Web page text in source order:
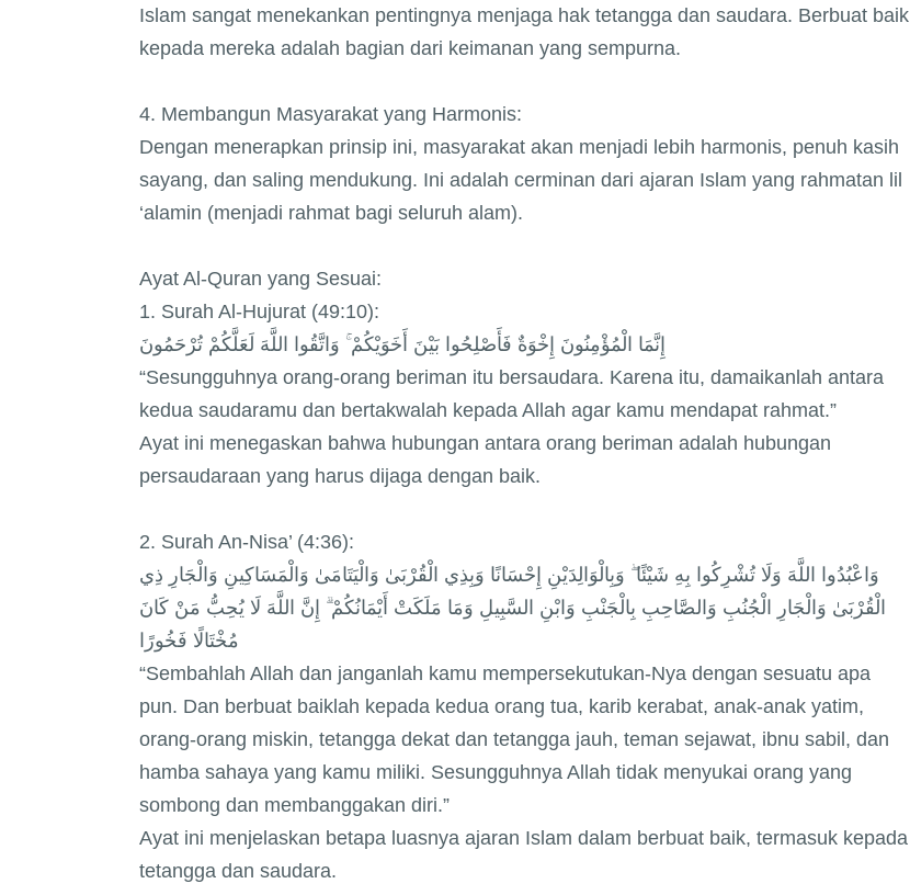
Islam sangat menekankan pentingnya menjaga hak tetangga dan saudara. Berbuat baik
kepada mereka adalah bagian dari keimanan yang sempurna.
4. Membangun Masyarakat yang Harmonis:
Dengan menerapkan prinsip ini, masyarakat akan menjadi lebih harmonis, penuh kasih
sayang, dan saling mendukung. Ini adalah cerminan dari ajaran Islam yang rahmatan lil
‘alamin (menjadi rahmat bagi seluruh alam).
Ayat Al-Quran yang Sesuai:
1. Surah Al-Hujurat (49:10):
إِنَّمَا الْمُؤْمِنُونَ إِخْوَةٌ فَأَصْلِحُوا بَيْنَ أَخَوَيْكُمْ ۚ وَاتَّقُوا اللَّهَ لَعَلَّكُمْ تُرْحَمُونَ
“Sesungguhnya orang-orang beriman itu bersaudara. Karena itu, damaikanlah antara
kedua saudaramu dan bertakwalah kepada Allah agar kamu mendapat rahmat.”
Ayat ini menegaskan bahwa hubungan antara orang beriman adalah hubungan
persaudaraan yang harus dijaga dengan baik.
2. Surah An-Nisa’ (4:36):
وَاعْبُدُوا اللَّهَ وَلَا تُشْرِكُوا بِهِ شَيْئًا ۖ وَبِالْوَالِدَيْنِ إِحْسَانًا وَبِذِي الْقُرْبَىٰ وَالْيَتَامَىٰ وَالْمَسَاكِينِ وَالْجَارِ ذِي
الْقُرْبَىٰ وَالْجَارِ الْجُنُبِ وَالصَّاحِبِ بِالْجَنْبِ وَابْنِ السَّبِيلِ وَمَا مَلَكَتْ أَيْمَانُكُمْ ۗ إِنَّ اللَّهَ لَا يُحِبُّ مَنْ كَانَ
مُخْتَالًا فَخُورًا
“Sembahlah Allah dan janganlah kamu mempersekutukan-Nya dengan sesuatu apa
pun. Dan berbuat baiklah kepada kedua orang tua, karib kerabat, anak-anak yatim,
orang-orang miskin, tetangga dekat dan tetangga jauh, teman sejawat, ibnu sabil, dan
hamba sahaya yang kamu miliki. Sesungguhnya Allah tidak menyukai orang yang
sombong dan membanggakan diri.”
Ayat ini menjelaskan betapa luasnya ajaran Islam dalam berbuat baik, termasuk kepada
tetangga dan saudara.